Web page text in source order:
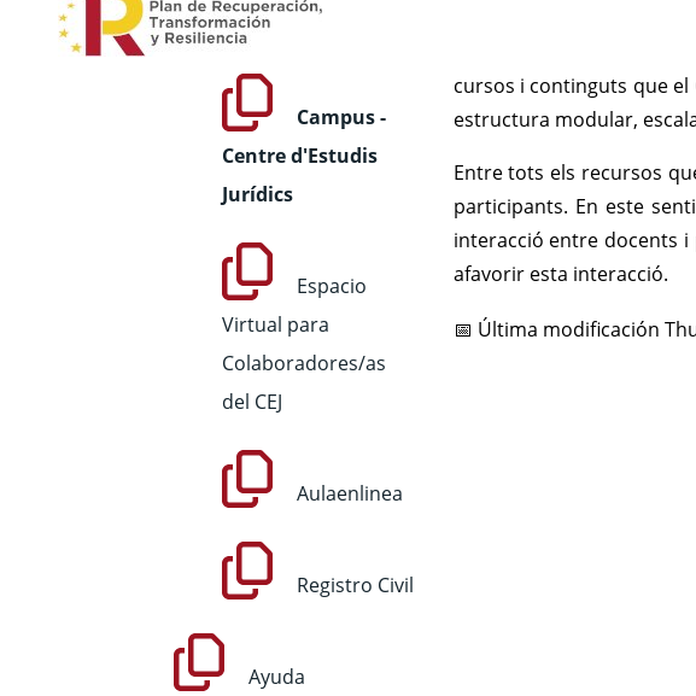
Acceso
Campus -
Centre d'Estudis
Jurídics
Espacio
Virtual para
Colaboradores/as
del CEJ
Aulaenlinea
Registro Civil
Ayuda
cursos i continguts que
estructura modular,
Entre tots els recursos
participants. En este
interacció entre docents
afavorir esta interacció.
📅 Última modificación